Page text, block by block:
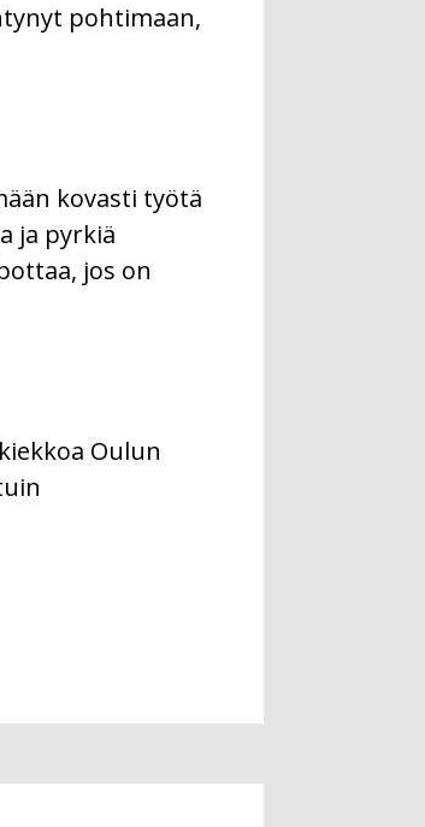
pohtimaan,
kovasti työtä
ja pyrkiä
jos on
Oulun